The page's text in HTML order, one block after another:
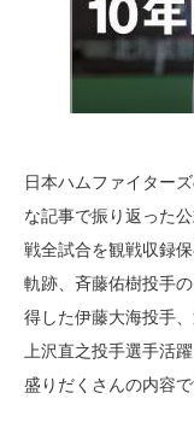
日本ハムファイター
な記事で振り返った
戦全試合を観戦収録
軌跡、斉藤佑樹投手
得した伊藤大海投手
上沢直之投手選手活
盛りだくさんの内容